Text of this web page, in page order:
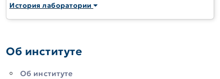
История лаборатории
Об институте
Об институте